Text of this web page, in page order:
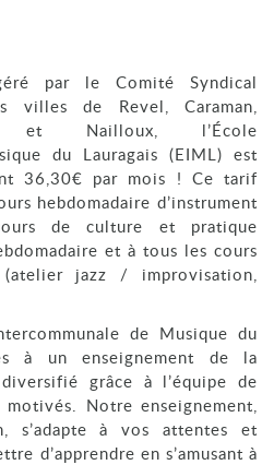
par le Comité Syndical
villes de Revel, Caraman,
et Nailloux, l’École
du Lauragais (EIML) est
36,30€ par mois ! Ce tarif
hebdomadaire d’instrument
de culture et pratique
et à tous les cours
(atelier jazz / improvisation,
de Musique du
à un enseignement de la
grâce à l’équipe de
Notre enseignement,
s’adapte à vos attentes et
d’apprendre en s’amusant à